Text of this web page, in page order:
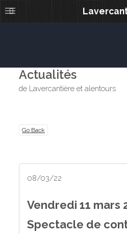
Actualités
de Lavercantière et alentours
Go Back
08/03/22
Vendredi 11 mars
Spectacle de